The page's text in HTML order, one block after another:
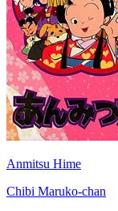
Anmitsu Hime
Chibi Maruko-chan